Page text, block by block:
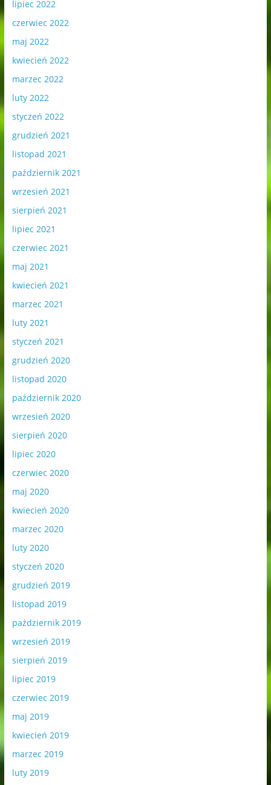
lipiec 2022
czerwiec 2022
maj 2022
kwiecień 2022
marzec 2022
luty 2022
styczeń 2022
grudzień 2021
listopad 2021
październik 2021
wrzesień 2021
sierpień 2021
lipiec 2021
czerwiec 2021
maj 2021
kwiecień 2021
marzec 2021
luty 2021
styczeń 2021
grudzień 2020
listopad 2020
październik 2020
wrzesień 2020
sierpień 2020
lipiec 2020
czerwiec 2020
maj 2020
kwiecień 2020
marzec 2020
luty 2020
styczeń 2020
grudzień 2019
listopad 2019
październik 2019
wrzesień 2019
sierpień 2019
lipiec 2019
czerwiec 2019
maj 2019
kwiecień 2019
marzec 2019
luty 2019